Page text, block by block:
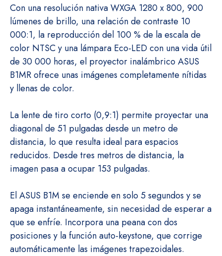
Con una resolución nativa WXGA 1280 x 800, 900
lúmenes de brillo, una relación de contraste 10
000:1, la reproducción del 100 % de la escala de
color NTSC y una lámpara Eco-LED con una vida útil
de 30 000 horas, el proyector inalámbrico ASUS
B1MR ofrece unas imágenes completamente nítidas
y llenas de color.
La lente de tiro corto (0,9:1) permite proyectar una
diagonal de 51 pulgadas desde un metro de
distancia, lo que resulta ideal para espacios
reducidos. Desde tres metros de distancia, la
imagen pasa a ocupar 153 pulgadas.
El ASUS B1M se enciende en solo 5 segundos y se
apaga instantáneamente, sin necesidad de esperar a
que se enfríe. Incorpora una peana con dos
posiciones y la función auto-keystone, que corrige
automáticamente las imágenes trapezoidales.